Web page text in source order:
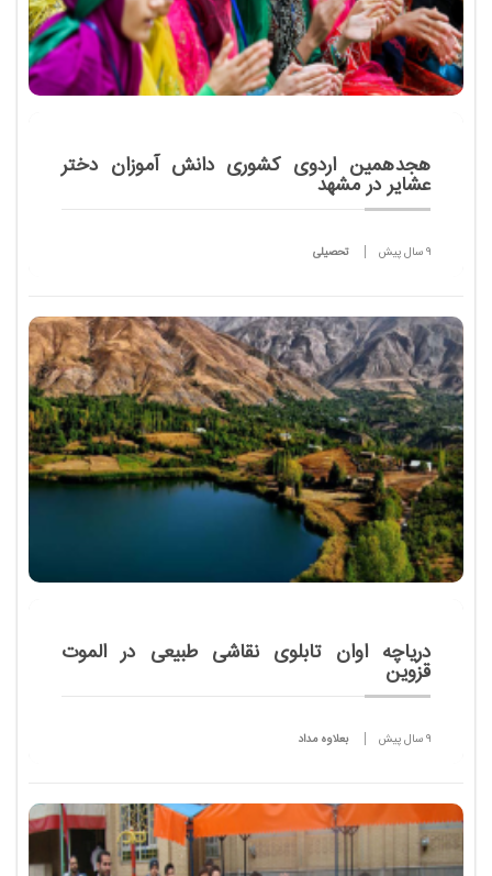
هجدهمین اردوی کشوری دانش آموزان دختر
عشایر در مشهد
9 سال پیش تحصیلی
عشایر با حضور ۷۰۰ دانش آموز از ۲۲ استان کشور در
مشهد در حال برگزاریست.
دریاچه اوان تابلوی نقاشی طبیعی در الموت
قزوین
9 سال پیش بعلاوه مداد
شهری فرهنگی – تاریخی شناخته نمی شود بلکه طبیعت
بکر قزوین به مانند بناهای تاریخی خود هر بیننده ای را...